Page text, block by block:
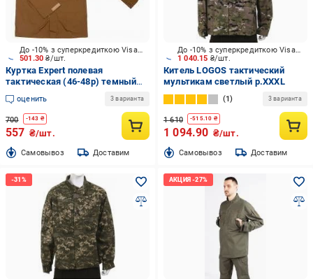
501.30₴/шт.
До -10% з суперкредиткою Visa Вигода
Куртка Expert полевая
тактическая (46-48р) темный
койот р.M
оценить 3 варианта
700 -143 ₴
557 ₴/шт.
Cамовывоз Доставим
1 040.15 ₴/шт.
До -10% з суперкредиткою Visa Вигода
Китель LOGOS тактический
мультикам светлый р.XXXL
1 3 варианта
1 610 -515.10 ₴
1 094.90 ₴/шт.
Cамовывоз Доставим